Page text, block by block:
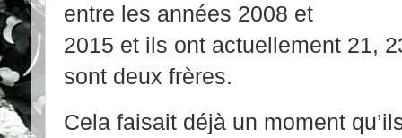
entre les années 2008 et
2015 et ils ont actuellement 21,
sont deux frères.
Cela faisait déjà un moment